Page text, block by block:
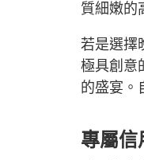
質細嫩的
若是選擇
極具創意
的盛宴。
專屬信